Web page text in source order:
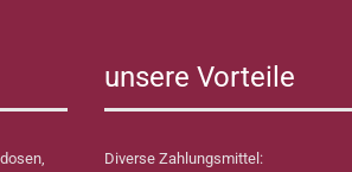
unsere Vorteile
Diverse Zahlungsmittel: